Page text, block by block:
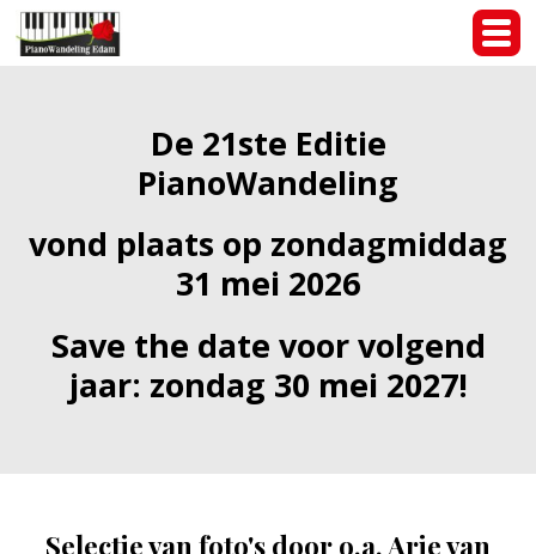
De 21ste Editie
PianoWandeling
vond plaats op zondagmiddag
31 mei 2026
Save the date voor volgend
jaar: zondag 30 mei 2027!
Selectie van foto's door o.a. Arie van